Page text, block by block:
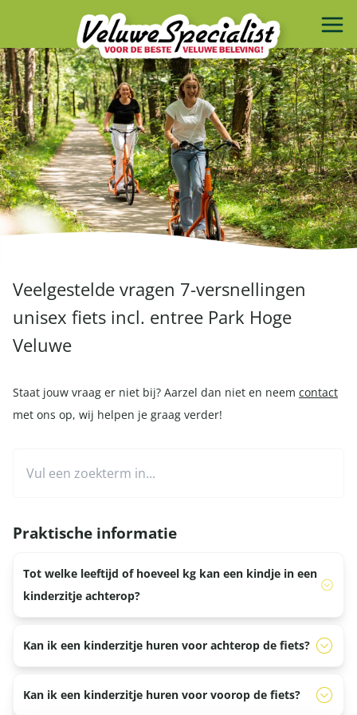
Veelgestelde vragen 7-versnellingen
unisex fiets incl. entree Park Hoge
Veluwe
Staat jouw vraag er niet bij? Aarzel dan niet en neem contact
met ons op, wij helpen je graag verder!
Praktische informatie
Tot welke leeftijd of hoeveel kg kan een kindje in een
kinderzitje achterop?
Wij hanteren hierin geen leeftijd, maar een maximum
te kijken naar een ouder-kind tandem. Deze zijn te
Kan ik een kinderzitje huren voor achterop de fiets?
Ja, wij hebben kinderzitjes voor achterop de fiets te huur.
Kan ik een kinderzitje huren voor voorop de fiets?